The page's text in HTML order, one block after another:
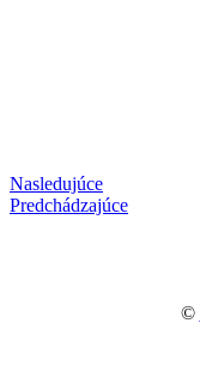
Nasledujúce
Predchádzajúce
©